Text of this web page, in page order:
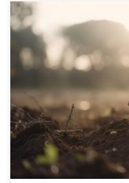
Domenica 12 Luglio
del mare Il seminatore
Celebrazione Sante
– Recita del Santo
Santoro, Arcivescovo
ore 18.30 […]